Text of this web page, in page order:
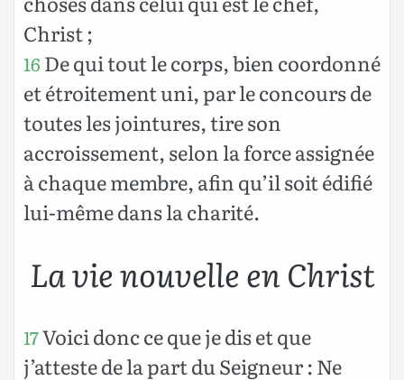
Christ ;
16 De qui tout le corps, bien coordonné
et étroitement uni, par le concours de
toutes les jointures, tire son
accroissement, selon la force assignée
à chaque membre, afin qu’il soit édifié
lui-même dans la charité.
La vie nouvelle en Christ
17Voici donc ce que je dis et que
j’atteste de la part du Seigneur : Ne